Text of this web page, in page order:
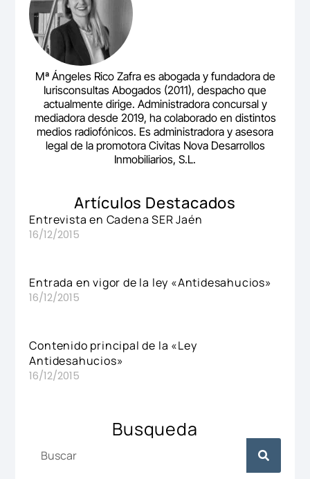
Mª Ángeles Rico Zafra es abogada y fundadora de
Iurisconsultas Abogados (2011), despacho que
actualmente dirige. Administradora concursal y
mediadora desde 2019, ha colaborado en distintos
medios radiofónicos. Es administradora y asesora
legal de la promotora Civitas Nova Desarrollos
Inmobiliarios, S.L.
Artículos Destacados
Entrevista en Cadena SER Jaén
16/12/2015
Entrada en vigor de la ley «Antidesahucios»
16/12/2015
Contenido principal de la «Ley
Antidesahucios»
16/12/2015
Busqueda